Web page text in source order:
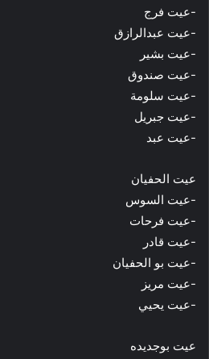
-عيت فرج
-عيت عبدالرازق
-عيت بشير
-عيت صندوق
-عيت سلومة
-عيت جبريل
-عيت عبد
عيت ﺍﻟﺤﻔﻴﺎﻥ
-عيت ﺍﻟﺴﻮﺱ
-عيت ﻓﺮﺣﺎﺕ
-عيت ﻗﺎﺩﺭ
-عيت بو ﺍﻟﺤﻔﻴﺎﻥ
-عيت ﻣﺮﻳﺰ
-عيت يحيي
عيت بوجديده